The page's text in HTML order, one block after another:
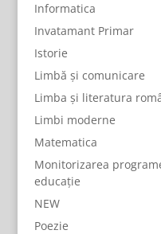
Informatica
Invatamant Primar
Istorie
Limbă și comunicare
Limba și literatura
Limbi moderne
Matematica
Monitorizarea
educație
NEW
Poezie